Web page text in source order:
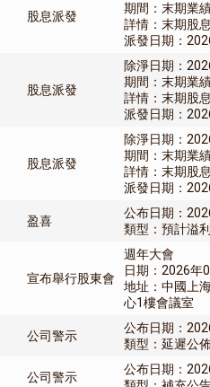
股息派發
期間：末期業
詳情：末期股
派發日期：
股息派發
除淨日期：
期間：末期業
詳情：末期股
派發日期：
股息派發
除淨日期：
期間：末期業
詳情：末期股
派發日期：
盈喜
公布日期：
類型：預計溢
宣布舉行股東會
週年大會
日期：2026年
地址：中國上
心1樓會議室
公司警示
公布日期：
類型：延遲公
公司警示
公布日期：